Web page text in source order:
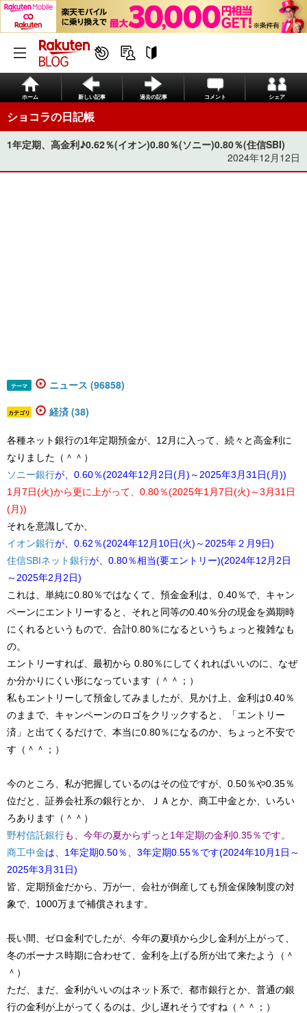
ホーム 新しい記事 過去の記事 コメント シェア
ショコラの日記帳
1年定期、高金利♪0.62％(イオン)0.80％(ソニー)0.80％(住信SBI)
2024年12月12日
テーマ ニュース (96858)
カテゴリ 経済 (38)
​​​​​各種ネット銀行の1年定期預金が、12月に入って、続々と高金利に
なりました（＾＾）
ソニー銀行​が、0.60％(2024年12月2日(月)～2025年3月31日(月))
1月7日(火)から更に上がって、0.80％(2025年1月7日(火)～3月31日
(月))
それを意識してか、
イオン銀行​が、0.62％(2024年12月10日(火)～2025年２月9日)
住信SBIネット銀行​が、0.80％相当(要エントリー)(2024年12月2日
～2025年2月2日)
これは、単純に0.80％ではなくて、預金金利は、0.40％で、キャン
ペーンにエントリーすると、それと同等の0.40％分の現金を満期時
にくれるというもので、合計0.80％になるというちょっと複雑なも
の。
エントリーすれば、最初から 0.80％にしてくれればいいのに、なぜ
か分かりにくい形になっています（＾＾；）
私もエントリーして預金してみましたが、見かけ上、金利は0.40％
のままで、キャンペーンのロゴをクリックすると、「エントリー
済」と出てくるだけで、本当に0.80％になるのか、ちょっと不安で
す（＾＾；）
今のところ、私が把握しているのはその位ですが、0.50％や0.35％
位だと、証券会社系の銀行とか、ＪＡとか、商工中金とか、いろい
ろあります（＾＾）
野村信託銀行​も、今年の夏からずっと1年定期の金利0.35％です。
商工中金​は、1年定期0.50％、3年定期0.55％です(2024年10月1日～
2025年3月31日)
皆、定期預金だから、万が一、会社が倒産しても預金保険制度の対
象で、1000万まで補償されます。
長い間、ゼロ金利でしたが、今年の夏頃から少し金利が上がって、
冬のボーナス時期に合わせて、金利を上げる所が出て来たよう（＾
＾）
ただ、まだ、金利がいいのはネット系で、都市銀行とか、普通の銀
行の金利が上がってくるのは、少し遅れそうですね（＾＾；）